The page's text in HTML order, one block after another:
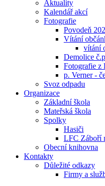
Aktuality
Kalendář akcí
Fotografie
Povodeň
Vítání
vítání
Demolice
Fotografie z
p. Verner -
Svoz odpadu
Organizace
Základní škola
Mateřská škola
Spolky
Hasiči
LFC Záboří
Obecní knihovna
Kontakty
Důležité odkazy
Firmy a